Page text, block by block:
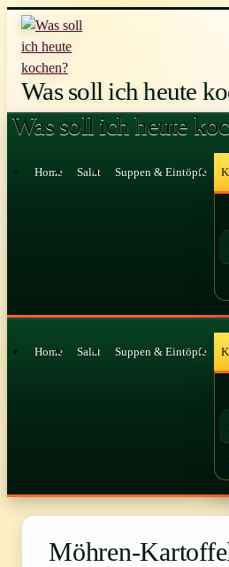
Zum
Was soll ich heute
Was soll ich heute
Home Salat Suppen & Eintöpfe
Home Salat Suppen & Eintöpfe
Möhren-